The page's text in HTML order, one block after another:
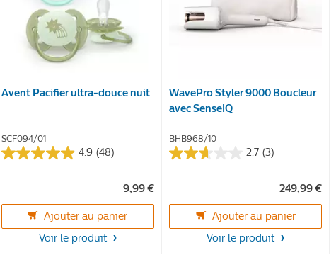
Avent Pacifier ultra-douce nuit
SCF094/01
4.9 (48)
4.9
étoiles.
9,99 €
Ajouter au panier
Voir le produit
WavePro Styler 9000 Boucleur
avec SenseIQ
BHB968/10
2.7 (3)
2.7
étoiles.
249,99 €
Ajouter au panier
Voir le produit